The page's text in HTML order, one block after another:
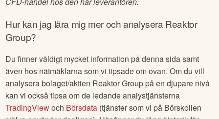
Hur kan jag lära mig mer och analyseraReaktor
Group?
Du finner väldigt mycket information på denna sida samt
även hos nätmäklarna som vi tipsade om ovan. Om du vill
analysera bolaget/aktien Reaktor Group på en djupare nivå
kan vi också tipsa om de ledande analystjänsterna
TradingViewoch Börsdata (tjänster som vi på Börskollen